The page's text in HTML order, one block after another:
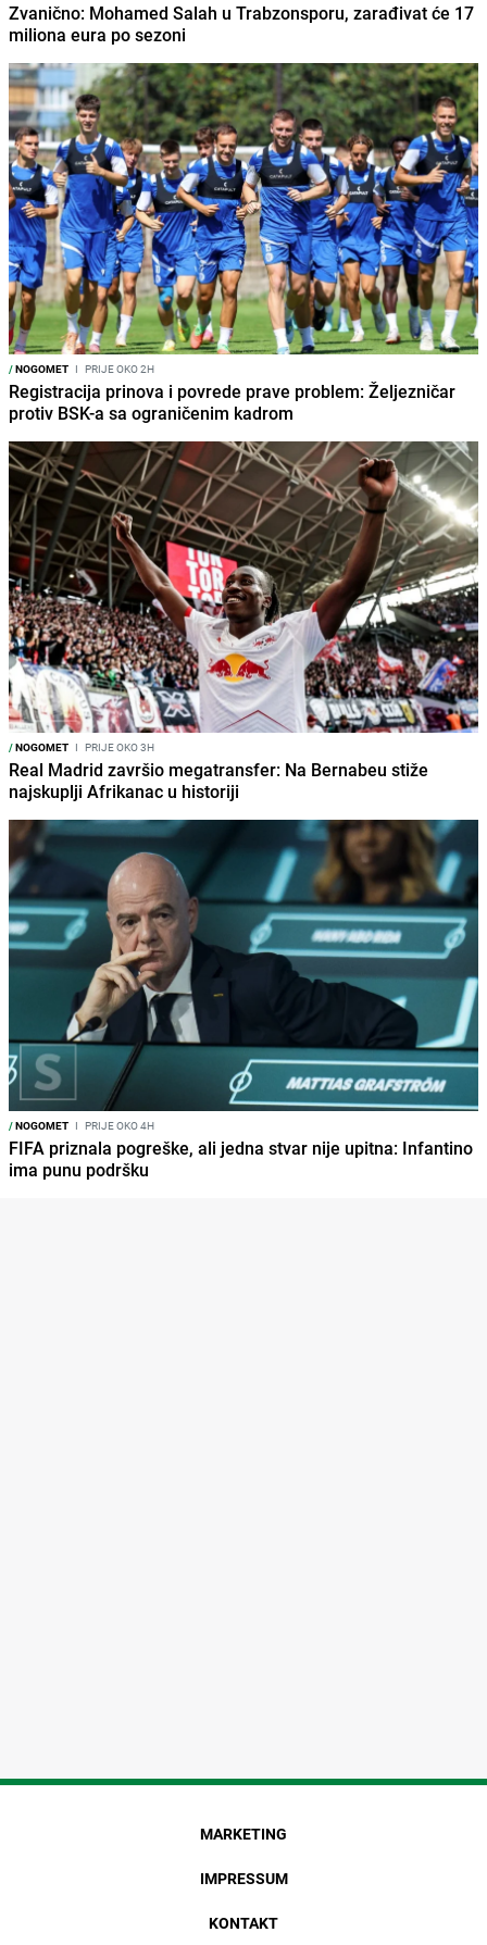
Zvanično: Mohamed Salah u Trabzonsporu, zarađivat će 17
miliona eura po sezoni
/NOGOMET I PRIJE OKO 2H
Registracija prinova i povrede prave problem: Željezničar
protiv BSK-a sa ograničenim kadrom
/NOGOMET I PRIJE OKO 3H
Real Madrid završio megatransfer: Na Bernabeu stiže
najskuplji Afrikanac u historiji
/NOGOMET I PRIJE OKO 4H
FIFA priznala pogreške, ali jedna stvar nije upitna: Infantino
ima punu podršku
MARKETING
IMPRESSUM
KONTAKT